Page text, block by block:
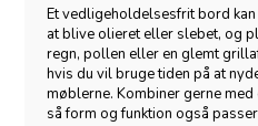
Et vedligeholdelsesfrit bord
at blive olieret eller slebet, og
regn, pollen eller en glemt
hvis du vil bruge tiden på at
møblerne. Kombiner gerne
så form og funktion også